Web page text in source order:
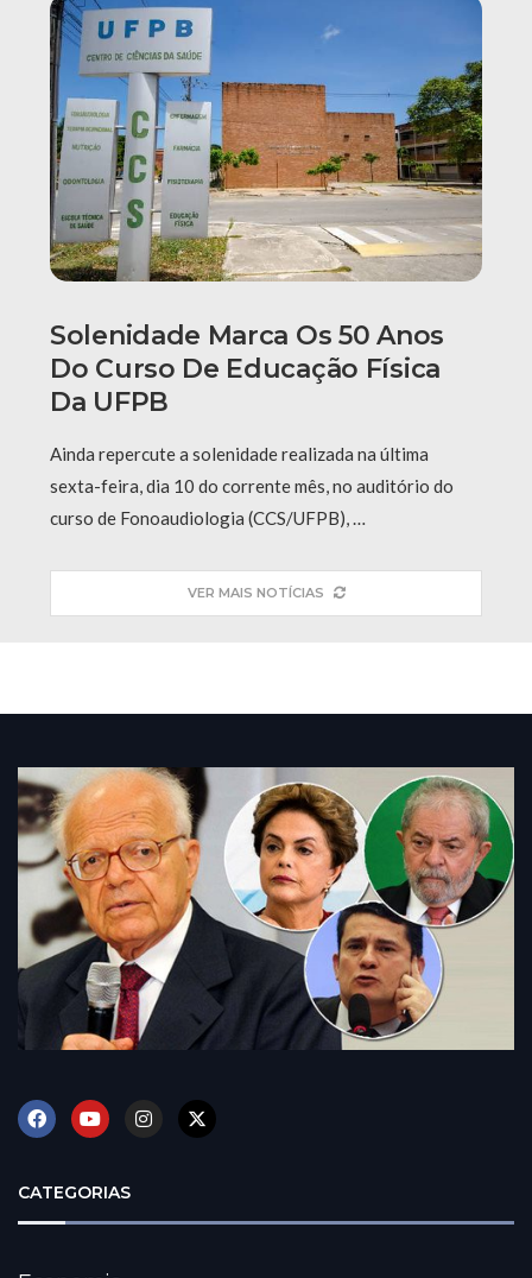
Solenidade Marca Os 50 Anos
Do Curso De Educação Física
Da UFPB
Ainda repercute a solenidade realizada na última
sexta-feira, dia 10 do corrente mês, no auditório do
curso de Fonoaudiologia (CCS/UFPB), …
VER MAIS NOTÍCIAS
CATEGORIAS